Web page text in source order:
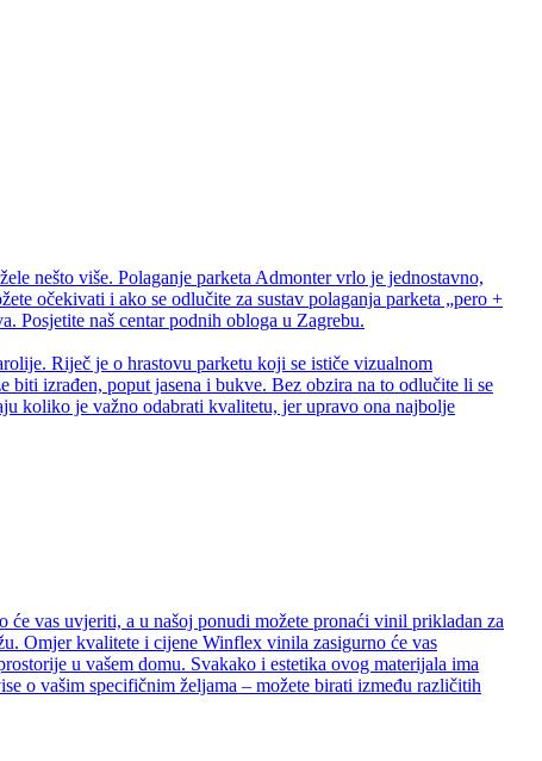
nešto više. Polaganje parketa Admonter vrlo je jednostavno,
očekivati i ako se odlučite za sustav polaganja parketa „pero +
Posjetite naš centar podnih obloga u Zagrebu.
Riječ je o hrastovu parketu koji se ističe vizualnom
biti izrađen, poput jasena i bukve. Bez obzira na to odlučite li se
koliko je važno odabrati kvalitetu, jer upravo ona najbolje
vas uvjeriti, a u našoj ponudi možete pronaći vinil prikladan za
Omjer kvalitete i cijene Winflex vinila zasigurno će vas
u vašem domu. Svakako i estetika ovog materijala ima
o vašim specifičnim željama – možete birati između različitih